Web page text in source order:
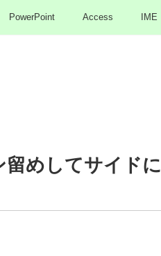
PowerPoint Access IME
留めしてサイドに